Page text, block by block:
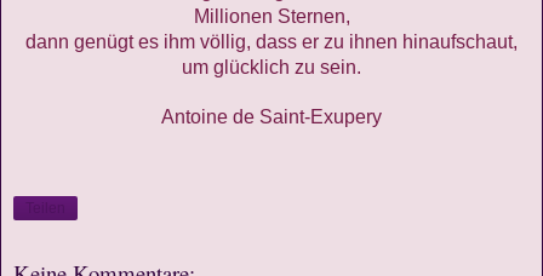
Millionen Sternen,
dann genügt es ihm völlig, dass er zu ihnen hinaufschaut,
um glücklich zu sein.
Antoine de Saint-Exupery